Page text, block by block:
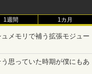
1週間 1カ月
メモリで補う拡張モジュー
思っていた時期が僕にもあ